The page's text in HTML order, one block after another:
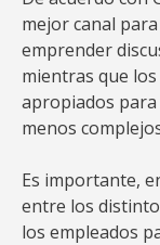
mejor canal
emprender
mientras que
apropiados
menos
Es importante,
entre los
los empleados